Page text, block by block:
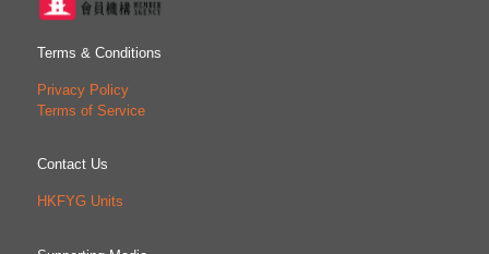
Terms & Conditions
Privacy Policy
Terms of Service
Contact Us
HKFYG Units